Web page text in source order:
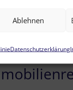
Ablehnen
Datenschutzerklärung